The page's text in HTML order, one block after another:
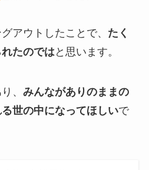
アウトしたことで、 たく
たのではと思います。
、 みんながありのままの
世の中になってほしいで